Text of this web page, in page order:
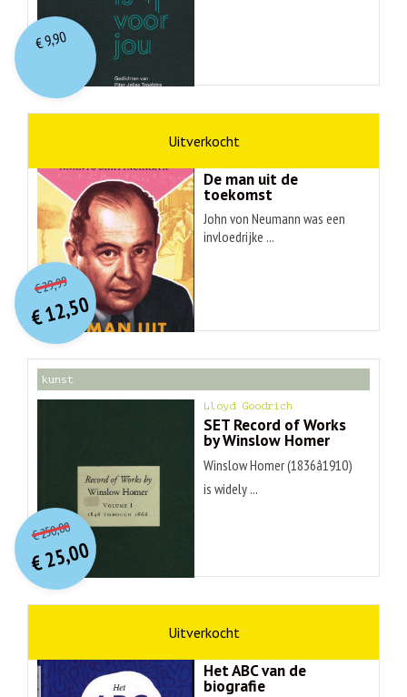
€9,90
De man uit de
toekomst
John von Neumann was een
invloedrijke ...
€29,99O
orspr
onkelijke
prijs
was:
€ 29,99.
€12,50
Huidige
prijs
is:€ 12,50.
kunst
Lloyd Goodrich
SET Record of Works
by Winslow Homer
Winslow Homer (1836â1910)
is widely ...
€250,00O
orspr
onkelijke
prijs
was:
€ 250,00.
€25,00
Huidige
prijs
is:
€ 25,00.
Het ABC van de
biografie